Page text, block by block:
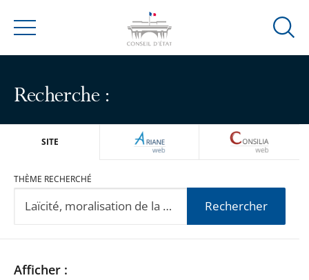
Menu
Ouvrir
Recherche :
SITE ARIANEWEB
THÈME RECHERCHÉ
Rechercher
Passer
Passer
Afficher :